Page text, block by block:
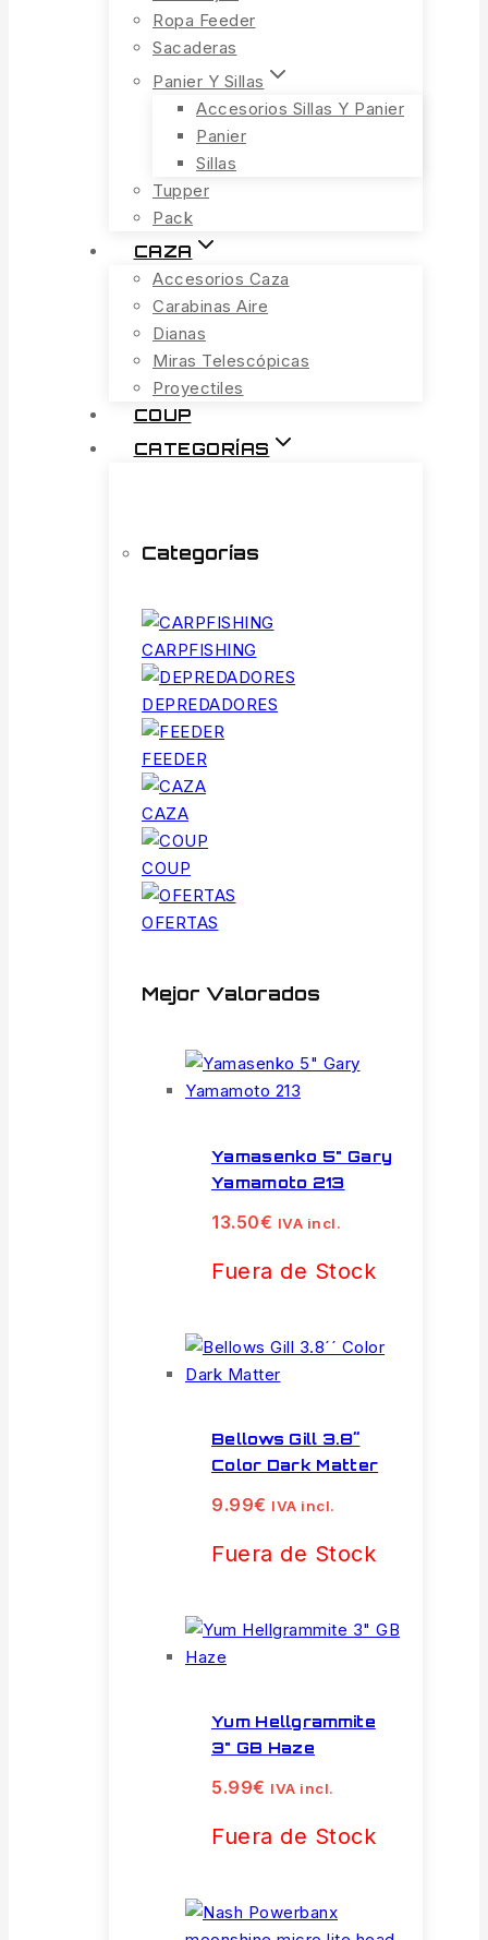
Ropa Feeder
Sacaderas
Panier Y Sillas
Accesorios Sillas Y Panier
Panier
Sillas
Tupper
Pack
CAZA
Accesorios Caza
Carabinas Aire
Dianas
Miras Telescópicas
Proyectiles
COUP
CATEGORÍAS
Categorías
CARPFISHING
DEPREDADORES
FEEDER
CAZA
COUP
OFERTAS
Mejor Valorados
Yamasenko 5" Gary
Yamamoto 213
13.50€ IVA incl.
Fuera de Stock
Bellows Gill 3.8´´
Color Dark Matter
9.99€ IVA incl.
Fuera de Stock
Yum Hellgrammite
3" GB Haze
5.99€ IVA incl.
Fuera de Stock